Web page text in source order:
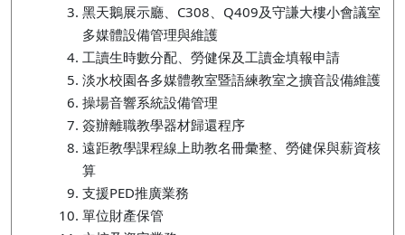
黑天鵝展示廳、C308、Q409及守謙大樓小會議室
多媒體設備管理與維護
工讀生時數分配、勞健保及工讀金填報申請
淡水校園各多媒體教室暨語練教室之擴音設備維護
操場音響系統設備管理
簽辦離職教學器材歸還程序
遠距教學課程線上助教名冊彙整、勞健保與薪資核
算
支援PED推廣業務
單位財產保管